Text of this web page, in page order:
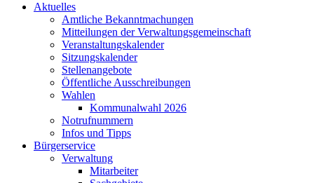
Aktuelles
Amtliche Bekanntmachungen
Mitteilungen der Verwaltungsgemeinschaft
Veranstaltungskalender
Sitzungskalender
Stellenangebote
Öffentliche Ausschreibungen
Wahlen
Kommunalwahl 2026
Notrufnummern
Infos und Tipps
Bürgerservice
Verwaltung
Mitarbeiter